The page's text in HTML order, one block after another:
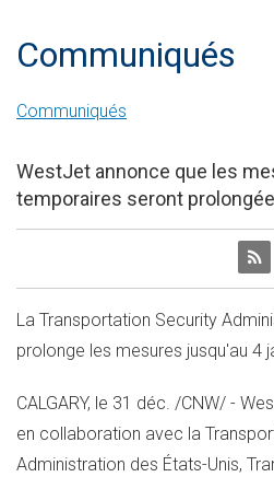
Communiqués
Communiqués
WestJet annonce que les
temporaires seront
La Transportation Security
prolonge les mesures jusqu'au 4
CALGARY, le 31 déc. /CNW/ -
en collaboration avec la
Administration des États-Unis,